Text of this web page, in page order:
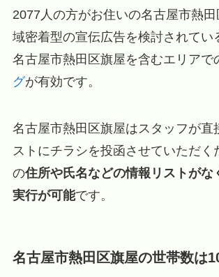
2077人の方がお住いの名古屋市熱
域密着型の宣伝広告を検討されてい
名古屋市熱田区旗屋を含むエリアで
グが有効です。
名古屋市熱田区旗屋はスタッフが直
ストにチラシを投函させていただく
の住所や氏名などの情報リストがな
実行が可能です。
名古屋市熱田区旗屋の世帯数は